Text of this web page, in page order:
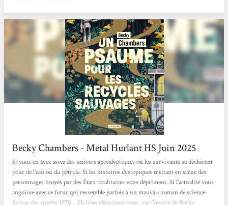
Surgers, ces "Histoires de moine et de robot" sont publiés aux éditions
L'Atalante qui...
Becky Chambers - Metal Hurlant HS Juin 2025
Si vous en avez assez des univers apocalyptiques où les survivants se déchirent
pour de l'eau ou du pétrole. Si les histoires dystopiques mettant en scène des
personnages broyés par des États totalitaires vous dépriment. Si l'actualité vous
angoisse avec ce futur qui ressemble parfois à un mauvais roman de science-
fiction des années 1970... Eh bien réjouissez-vous, car l'œuvre de Becky